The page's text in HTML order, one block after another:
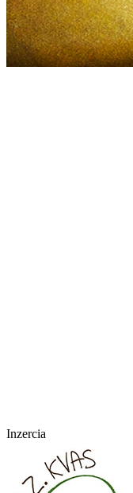
Inzercia